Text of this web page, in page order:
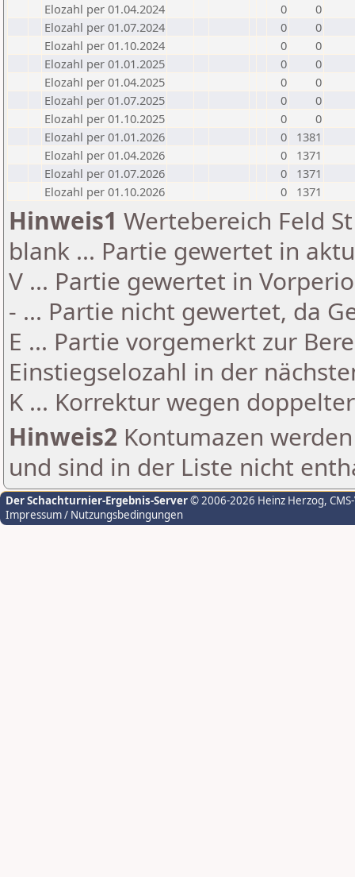
Elozahl per 01.04.2024
0
0
Elozahl per 01.07.2024
0
0
Elozahl per 01.10.2024
0
0
Elozahl per 01.01.2025
0
0
Elozahl per 01.04.2025
0
0
Elozahl per 01.07.2025
0
0
Elozahl per 01.10.2025
0
0
Elozahl per 01.01.2026
0
1381
Elozahl per 01.04.2026
0
1371
Elozahl per 01.07.2026
0
1371
Elozahl per 01.10.2026
0 1371
Hinweis1 Wertebereich Feld
blank ... Partie gewertet in
V ... Partie gewertet in
- ... Partie nicht gewertet, da
E ... Partie vorgemerkt zur
Einstiegselozahl in der
K ... Korrektur wegen
Hinweis2 Kontumazen
und sind in der Liste nicht
Der Schachturnier-Ergebnis-Server© 2006-2026 Heinz Herzog,
Impressum / Nutzungsbedingungen